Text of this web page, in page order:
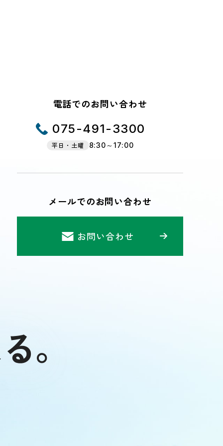
電話でのお問い合わせ
075-491-3300
平日・土曜 8:30～17:00
メールでのお問い合わせ
お問い合わせ